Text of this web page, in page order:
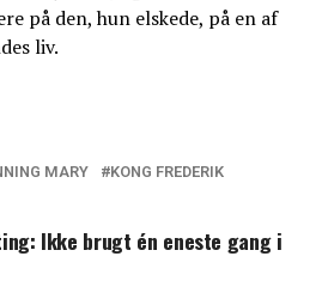
på den, hun elskede, på en af
liv.
gør det?
MARY KONG FREDERIK
Ikke brugt én eneste gang i